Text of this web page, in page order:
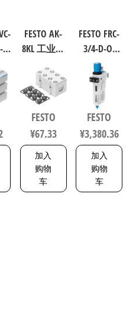
A
FESTO AK-
8KL 工业自
件 538219
FESTO
¥67.33
加入
购物
车
FESTO FRC-
3/4-D-O-
MAXI 过滤
减压阀润
滑器组合
符合ISO
8573-1:2010
162744
FESTO
¥3,380.36
加入
购物
车